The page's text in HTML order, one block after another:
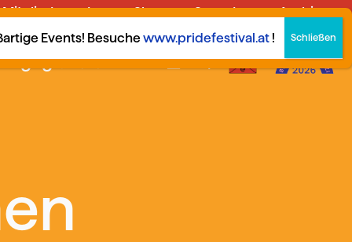
Mitglied werden Shop Spenden Archiv
dich!
Events! Besuche www.pridefestival.at !